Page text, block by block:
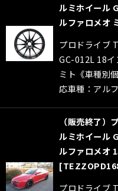
ルミホイール
ルファロメオ
プロドライブ
GC-012L 18
ミト《車種別
応車種：アル
（販売終了）
ルミホイール
ルファロメオ
[
プロドライブ